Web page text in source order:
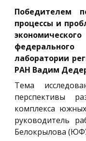
Победителем
процессы и
федерального
лаборатории
РАН Вадим
Тема
перспективы
комплекса
руководитель
Белокрылова